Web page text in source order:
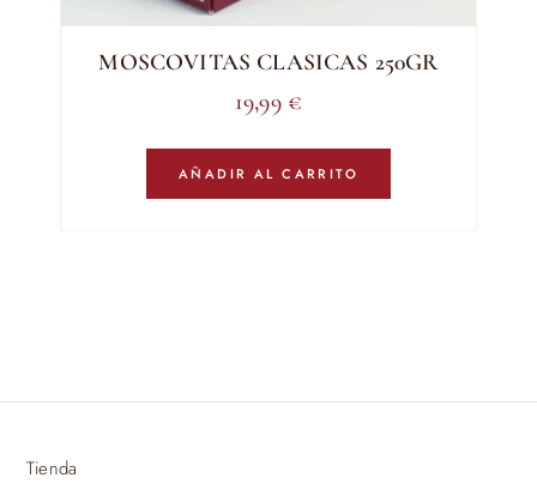
MOSCOVITAS CLASICAS 250GR
19,99 €
AÑADIR AL CARRITO
Tienda